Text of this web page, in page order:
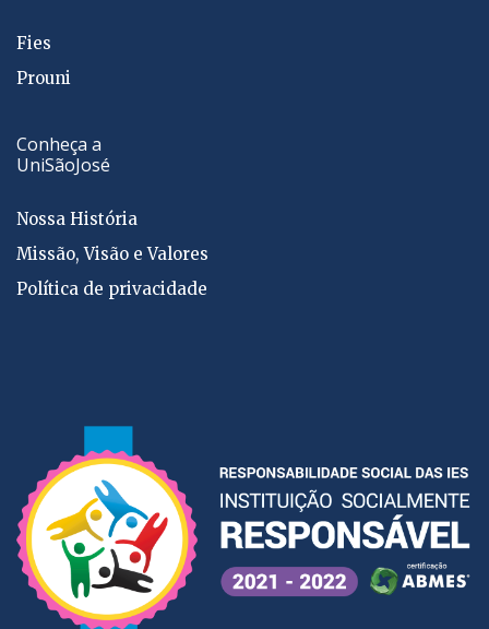
Fies
Prouni
Conheça a
UniSãoJosé
Nossa História
Missão, Visão e Valores
Política de privacidade